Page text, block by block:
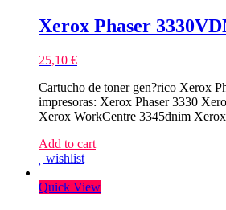
Xerox Phaser
25,10 €
Cartucho de toner gen?rico Xerox
impresoras: Xerox Phaser 3330
Xerox WorkCentre 3345dnim
Add to cart
wishlist
Quick View